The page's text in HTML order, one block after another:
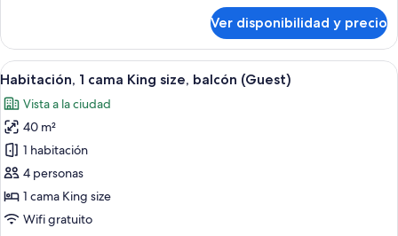
la
piscina
2
camas
individuales,
vista
a
la
piscina
Ver disponibilidad y precio
Ver
todas
las
fotos
de
Habitación,
1
cama
Habitación de hotel con una cama
8
Habitación, 1 cama King size, balcón (Guest)
Vista a la ciudad
40 m²
1 habitación
4 personas
1 cama King size
Wifi gratuito